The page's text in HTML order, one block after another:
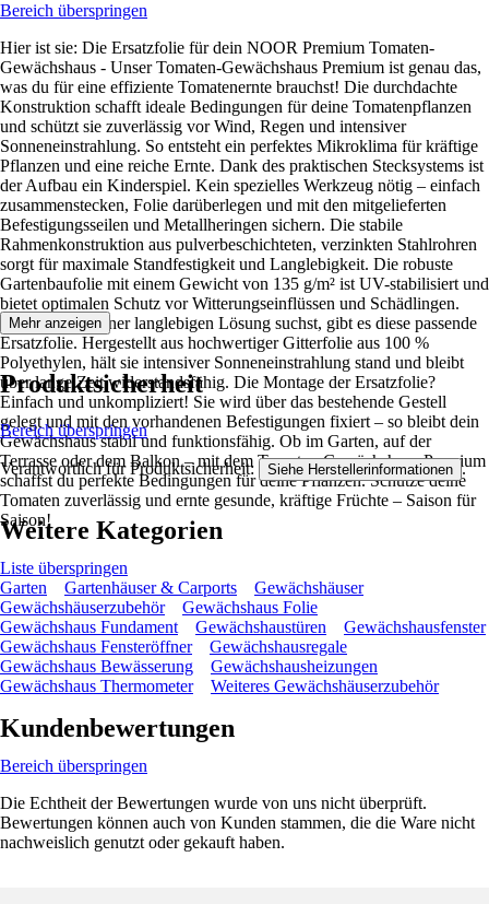
Bereich überspringen
Hier ist sie: Die Ersatzfolie für dein NOOR Premium Tomaten-
Gewächshaus - Unser Tomaten-Gewächshaus Premium ist genau das,
was du für eine effiziente Tomatenernte brauchst! Die durchdachte
Konstruktion schafft ideale Bedingungen für deine Tomatenpflanzen
und schützt sie zuverlässig vor Wind, Regen und intensiver
Sonneneinstrahlung. So entsteht ein perfektes Mikroklima für kräftige
Pflanzen und eine reiche Ernte. Dank des praktischen Stecksystems ist
der Aufbau ein Kinderspiel. Kein spezielles Werkzeug nötig – einfach
zusammenstecken, Folie darüberlegen und mit den mitgelieferten
Befestigungsseilen und Metallheringen sichern. Die stabile
Rahmenkonstruktion aus pulverbeschichteten, verzinkten Stahlrohren
sorgt für maximale Standfestigkeit und Langlebigkeit. Die robuste
Gartenbaufolie mit einem Gewicht von 135 g/m² ist UV-stabilisiert und
bietet optimalen Schutz vor Witterungseinflüssen und Schädlingen.
Falls du nach einer langlebigen Lösung suchst, gibt es diese passende
Ersatzfolie. Hergestellt aus hochwertiger Gitterfolie aus 100 %
Polyethylen, hält sie intensiver Sonneneinstrahlung stand und bleibt
über lange Zeit widerstandsfähig. Die Montage der Ersatzfolie?
Einfach und unkompliziert! Sie wird über das bestehende Gestell
gelegt und mit den vorhandenen Befestigungen fixiert – so bleibt dein
Gewächshaus stabil und funktionsfähig. Ob im Garten, auf der
Terrasse oder dem Balkon – mit dem Tomaten-Gewächshaus Premium
schaffst du perfekte Bedingungen für deine Pflanzen. Schütze deine
Tomaten zuverlässig und ernte gesunde, kräftige Früchte – Saison für
Saison!
Mehr anzeigen
Produktsicherheit
Bereich überspringen
Verantwortlich für Produktsicherheit: Siehe Herstellerinformationen .
Weitere Kategorien
Liste überspringen
Garten
Gartenhäuser & Carports
Gewächshäuser
Gewächshäuserzubehör
Gewächshaus Folie
Gewächshaus Fundament
Gewächshaustüren
Gewächshausfenster
Gewächshaus Fensteröffner
Gewächshausregale
Gewächshaus Bewässerung
Gewächshausheizungen
Gewächshaus Thermometer
Weiteres Gewächshäuserzubehör
Kundenbewertungen
Bereich überspringen
Die Echtheit der Bewertungen wurde von uns nicht überprüft.
Bewertungen können auch von Kunden stammen, die die Ware nicht
nachweislich genutzt oder gekauft haben.